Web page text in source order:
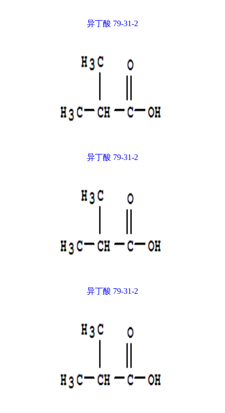
异丁酸 79-31-2
异丁酸 79-31-2
异丁酸 79-31-2